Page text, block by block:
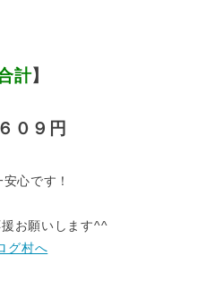
計】
０９円
心です！
お願いします^^